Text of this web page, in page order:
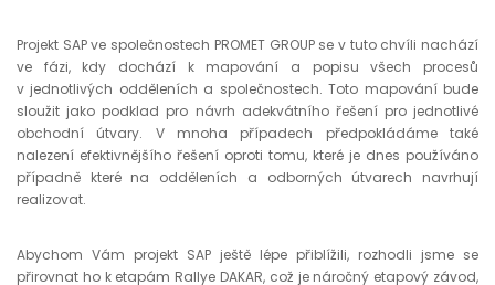
Projekt SAP ve společnostech PROMET GROUP se v tuto chvíli nachází
ve fázi, kdy dochází k mapování a popisu všech procesů
v jednotlivých odděleních a společnostech. Toto mapování bude
sloužit jako podklad pro návrh adekvátního řešení pro jednotlivé
obchodní útvary. V mnoha případech předpokládáme také
nalezení efektivnějšího řešení oproti tomu, které je dnes používáno
případně které na odděleních a odborných útvarech navrhují
realizovat.
Abychom Vám projekt SAP ještě lépe přiblížili, rozhodli jsme se
přirovnat ho k etapám Rallye DAKAR, což je náročný etapový závod,